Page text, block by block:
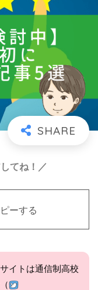
てね！／
ーする
イトは通信制高校